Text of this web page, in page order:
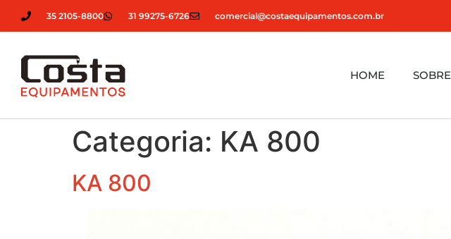
35 2105-8800 31 99275-6726 comercial@costaequipamentos.com.br
HOME SOBRE
Categoria: KA 800
KA 800